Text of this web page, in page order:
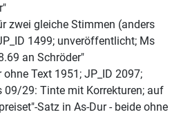
zwei gleiche Stimmen (anders
1499; unveröffentlicht; Ms
an Schröder"
Text 1951; JP_ID 2097;
09/29: Tinte mit Korrekturen; auf
Satz in As-Dur - beide ohne